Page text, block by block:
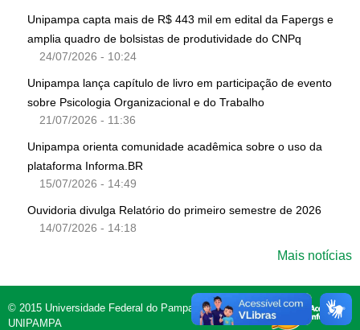
Unipampa capta mais de R$ 443 mil em edital da Fapergs e
amplia quadro de bolsistas de produtividade do CNPq
24/07/2026 - 10:24
Unipampa lança capítulo de livro em participação de evento
sobre Psicologia Organizacional e do Trabalho
21/07/2026 - 11:36
Unipampa orienta comunidade acadêmica sobre o uso da
plataforma Informa.BR
15/07/2026 - 14:49
Ouvidoria divulga Relatório do primeiro semestre de 2026
14/07/2026 - 14:18
Mais notícias
© 2015 Universidade Federal do Pampa -
UNIPAMPA